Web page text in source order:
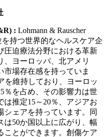
: Lohmann & Rauscher
持つ世界的なヘルスケア企
圧迫療法分野における革新
、ヨーロッパ、北アメリ
市場存在感を持っていま
を維持しており、ヨーロッ
％を占め、その影響力は世
推定15～20％、アジアお
シェアを持っています。同
は50か国以上に広がり、幅
ことができます。創傷ケア